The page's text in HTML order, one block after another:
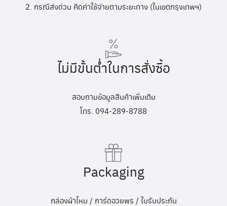
2. กรณีส่งด่วน คิดค่าใช้จ่ายตามระยะทาง (ในเขตกรุงเทพฯ)
ไม่มีขั้นต่ำในการสั่งซื้อ
สอบถามข้อมูลสินค้าเพิ่มเติม
โทร. 094-289-8788
Packaging
กล่องผ้าไหม / การ์ดอวยพร / ใบรับประกัน